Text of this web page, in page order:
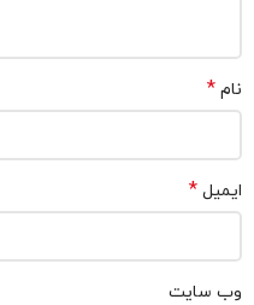
نام *
ایمیل *
وب‌ سایت